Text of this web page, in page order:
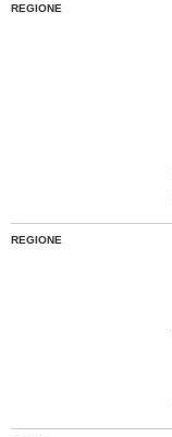
REGIONE
REGIONE